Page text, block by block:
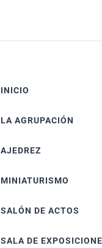
INICIO
LA AGRUPACIÓN
AJEDREZ
MINIATURISMO
SALÓN DE ACTOS
SALA DE